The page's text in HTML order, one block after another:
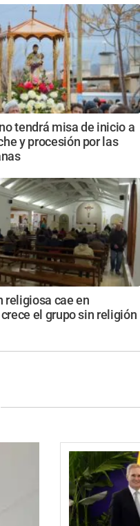
tendrá misa de inicio a
y procesión por las
religiosa cae en
el grupo sin religión